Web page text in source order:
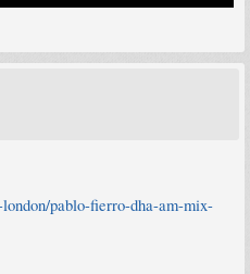
pablo-fierro-dha-am-mix-